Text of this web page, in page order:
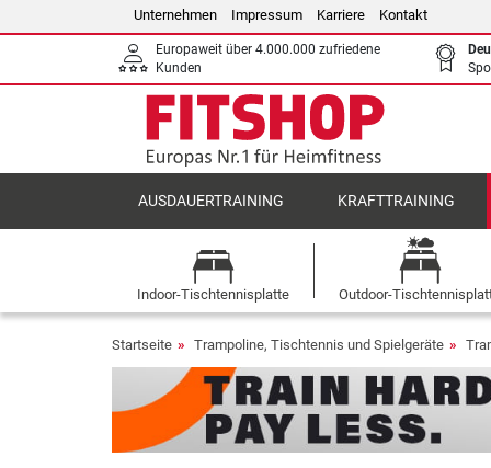
Unternehmen Impressum Karriere Kontakt
Europaweit über 4.000.000 zufriedene
Kunden
AUSDAUERTRAINING KRAFTTRAINING
Indoor-Tischtennisplatte Outdoor-
Startseite Trampoline, Tischtennis und Spielgeräte